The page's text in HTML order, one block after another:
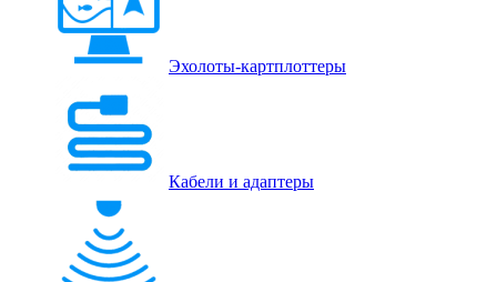
Эхолоты-картплоттеры
Кабели и адаптеры